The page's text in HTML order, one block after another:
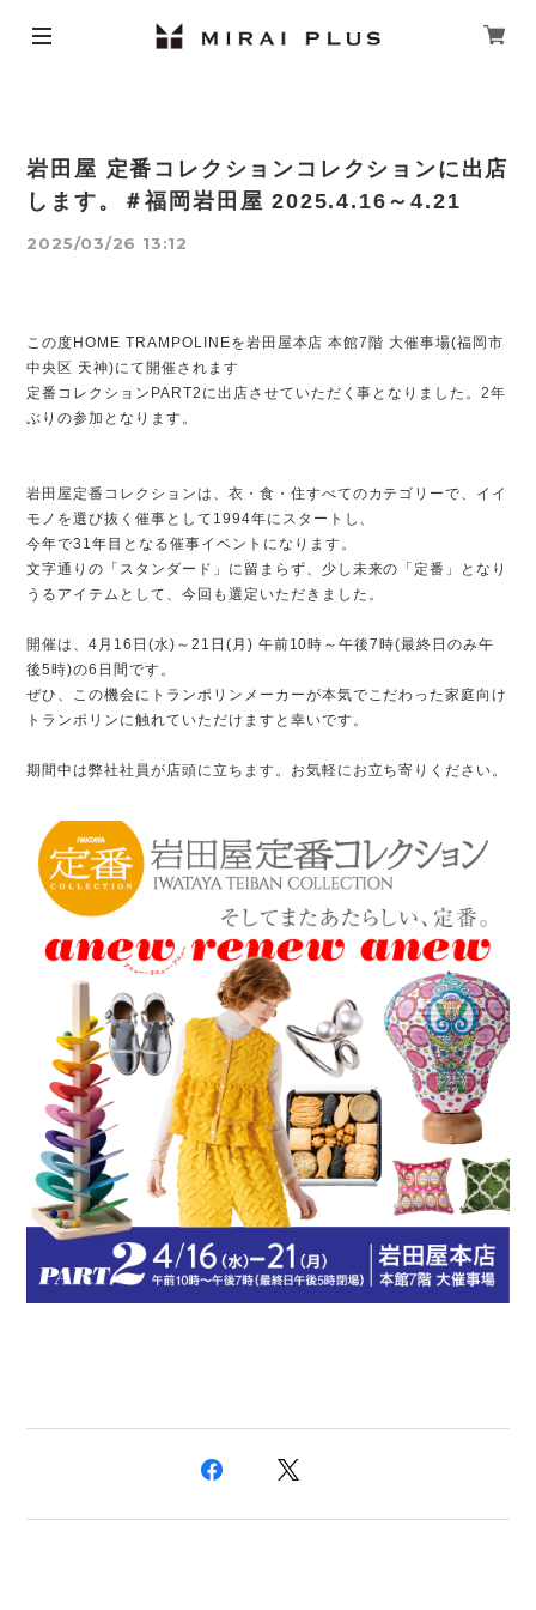
岩田屋 定番コレクションコレクションに出店
します。＃福岡岩田屋 2025.4.16～4.21
2025/03/26 13:12
この度HOME TRAMPOLINEを岩田屋本店 本館7階 大催事場(福岡市
中央区 天神)にて開催されます
定番コレクションPART2に出店させていただく事となりました。2年
ぶりの参加となります。
岩田屋定番コレクションは、衣・食・住すべてのカテゴリーで、イイ
モノを選び抜く催事として1994年にスタートし、
今年で31年目となる催事イベントになります。
文字通りの「スタンダード」に留まらず、少し未来の「定番」となり
うるアイテムとして、今回も選定いただきました。
開催は、4月16日(水)～21日(月) 午前10時～午後7時(最終日のみ午
後5時)の6日間です。
ぜひ、この機会にトランポリンメーカーが本気でこだわった家庭向け
トランポリンに触れていただけますと幸いです。
期間中は弊社社員が店頭に立ちます。お気軽にお立ち寄りください。